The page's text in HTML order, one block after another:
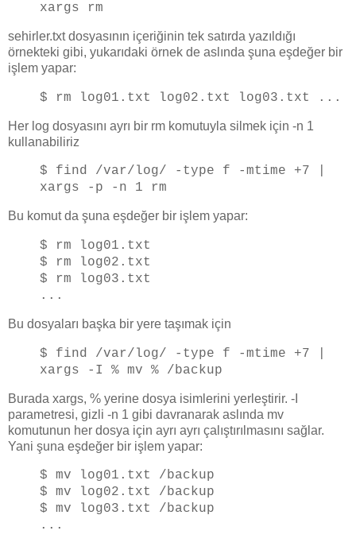
xargs rm
sehirler.txt dosyasının içeriğinin tek satırda yazıldığı
örnekteki gibi, yukarıdaki örnek de aslında şuna eşdeğer bir
işlem yapar:
$ rm log01.txt log02.txt log03.txt ...
Her log dosyasını ayrı bir rm komutuyla silmek için -n 1
kullanabiliriz
$ find /var/log/ -type f -mtime +7 |
xargs -p -n 1 rm
Bu komut da şuna eşdeğer bir işlem yapar:
$ rm log01.txt
$ rm log02.txt
$ rm log03.txt
...
Bu dosyaları başka bir yere taşımak için
$ find /var/log/ -type f -mtime +7 |
xargs -I % mv % /backup
Burada xargs, % yerine dosya isimlerini yerleştirir. -I
parametresi, gizli -n 1 gibi davranarak aslında mv
komutunun her dosya için ayrı ayrı çalıştırılmasını sağlar.
Yani şuna eşdeğer bir işlem yapar:
$ mv log01.txt /backup
$ mv log02.txt /backup
$ mv log03.txt /backup
...